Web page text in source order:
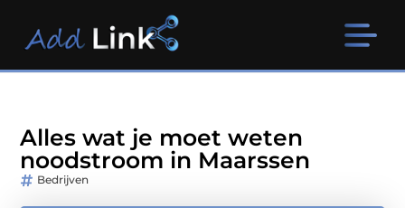
Alles wat je moet weten
noodstroom in Maarssen
Bedrijven